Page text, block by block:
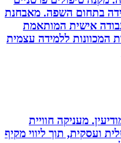
השפה. מאבחנת
אישית המותאמת
ללמידה עצמית
מעניקה חוויית
תוך ליווי מקיף